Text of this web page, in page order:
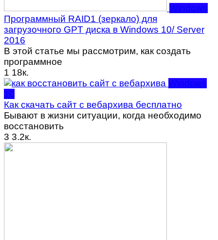
Windows
Программный RAID1 (зеркало) для
загрузочного GPT диска в Windows 10/ Server
2016
В этой статье мы рассмотрим, как создать
программное
1 18к.
Windows
10
Как скачать сайт с вебархива бесплатно
Бывают в жизни ситуации, когда необходимо
восстановить
3 3.2к.